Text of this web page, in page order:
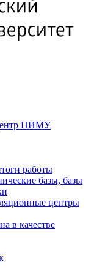
ПИМУ
работы
базы, базы
центры
в качестве